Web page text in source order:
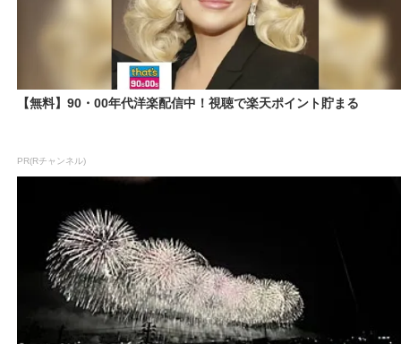
【無料】90・00年代洋楽配信中！視聴で楽天ポイント貯まる
PR(Rチャンネル)